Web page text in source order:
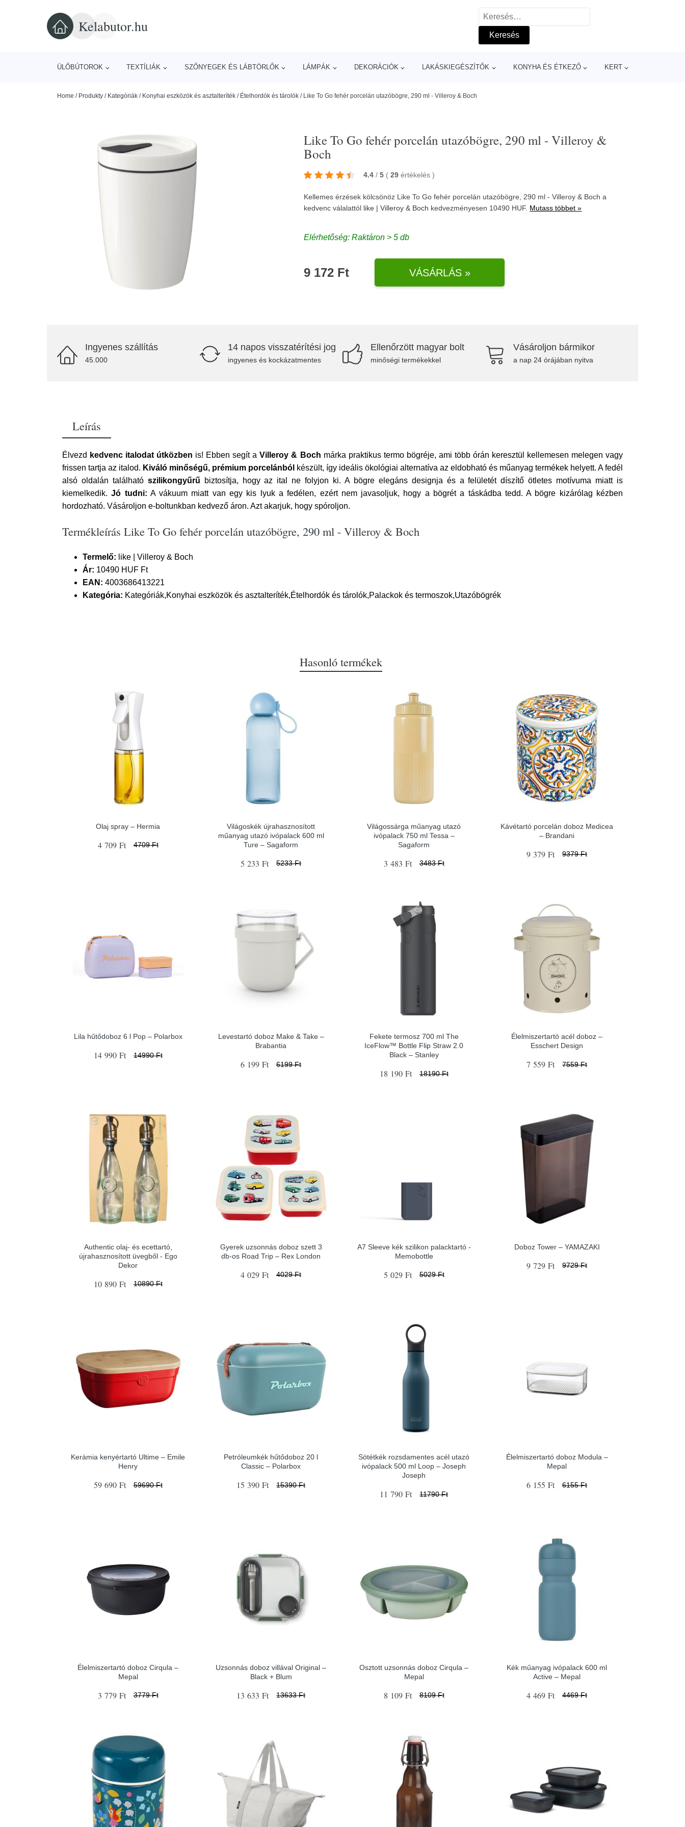
Kelabutor.hu
Keresés:
ÜLŐBÚTOROK TEXTÍLIÁK SZŐNYEGEK ÉS LÁBTÖRLŐK LÁMPÁK DEKORÁCIÓK LAKÁSKIEGÉSZÍTŐK KONYHA ÉS ÉTKEZŐ KERT
Home / Produkty / Kategóriák / Konyhai eszközök és asztalteríték / Ételhordók és tárolók / Like To Go fehér porcelán utazóbögre, 290 ml - Villeroy & Boch
Like To Go fehér porcelán utazóbögre, 290 ml - Villeroy &
Boch
4.4 / 5 ( 29 értékelés)
Kellemes érzések kölcsönöz Like To Go fehér porcelán utazóbögre, 290 ml - Villeroy & Boch a
kedvenc válalattól like | Villeroy & Boch kedvezményesen 10490 HUF. Mutass többet »
Elérhetőség: Raktáron > 5 db
9 172 Ft VÁSÁRLÁS »
Ingyenes szállítás
45.000
14 napos visszatérítési jog
ingyenes és kockázatmentes
Ellenőrzött magyar bolt
minőségi termékekkel
Vásároljon bármikor
a nap 24 órájában nyitva
Leírás
Élvezd kedvenc italodat útközben is! Ebben segít aVilleroy & Boch márka praktikus termo bögréje, ami több órán keresztül kellemesen melegen vagy
frissen tartja az italod. Kiváló minőségű, prémium porcelánból készült, így ideális ökológiai alternatíva az eldobható és műanyag termékek helyett. A fedél
alsó oldalán található szilikongyűrű
biztosítja, hogy az ital ne folyjon ki. A bögre elegáns designja és a felületét díszítő ötletes motívuma miatt is
kiemelkedik.Jó tudni: A vákuum miatt van egy kis lyuk a fedélen, ezért nem javasoljuk, hogy a bögrét a táskádba tedd. A bögre kizárólag kézben
hordozható. Vásároljon e-boltunkban kedvező áron. Azt akarjuk, hogy spóroljon.
Termékleírás Like To Go fehér porcelán utazóbögre, 290 ml - Villeroy & Boch
Termelő: like | Villeroy & Boch
Ár: 10490 HUF Ft
EAN: 4003686413221
Kategória: Kategóriák,Konyhai eszközök és asztalteríték,Ételhordók és tárolók,Palackok és termoszok,Utazóbögrék
Hasonló termékek
Olaj spray – Hermia
4 709 Ft 4709 Ft
Világoskék újrahasznosított
műanyag utazó ivópalack 600 ml
Ture – Sagaform
5 233 Ft 5233 Ft
Világossárga műanyag utazó
ivópalack 750 ml Tessa –
Sagaform
3 483 Ft 3483 Ft
Kávétartó porcelán doboz Medicea
– Brandani
9 379 Ft 9379 Ft
Lila hűtődoboz 6 l Pop – Polarbox
14 990 Ft 14990 Ft
Levestartó doboz Make & Take –
Brabantia
6 199 Ft 6199 Ft
Fekete termosz 700 ml The
IceFlow™ Bottle Flip Straw 2.0
Black – Stanley
18 190 Ft 18190 Ft
Élelmiszertartó acél doboz –
Esschert Design
7 559 Ft 7559 Ft
Authentic olaj- és ecettartó,
újrahasznosított üvegből - Ego
Dekor
10 890 Ft 10890 Ft
Gyerek uzsonnás doboz szett 3
db-os Road Trip – Rex London
4 029 Ft 4029 Ft
A7 Sleeve kék szilikon palacktartó -
Memobottle
5 029 Ft 5029 Ft
Doboz Tower – YAMAZAKI
9 729 Ft 9729 Ft
Kerámia kenyértartó Ultime – Emile
Henry
59 690 Ft 59690 Ft
Petróleumkék hűtődoboz 20 l
Classic – Polarbox
15 390 Ft 15390 Ft
Sötétkék rozsdamentes acél utazó
ivópalack 500 ml Loop – Joseph
Joseph
11 790 Ft 11790 Ft
Élelmiszertartó doboz Modula –
Mepal
6 155 Ft 6155 Ft
Élelmiszertartó doboz Cirqula –
Mepal
3 779 Ft 3779 Ft
Uzsonnás doboz villával Original –
Black + Blum
13 633 Ft 13633 Ft
Osztott uzsonnás doboz Cirqula –
Mepal
8 109 Ft 8109 Ft
Kék műanyag ivópalack 600 ml
Active – Mepal
4 469 Ft 4469 Ft